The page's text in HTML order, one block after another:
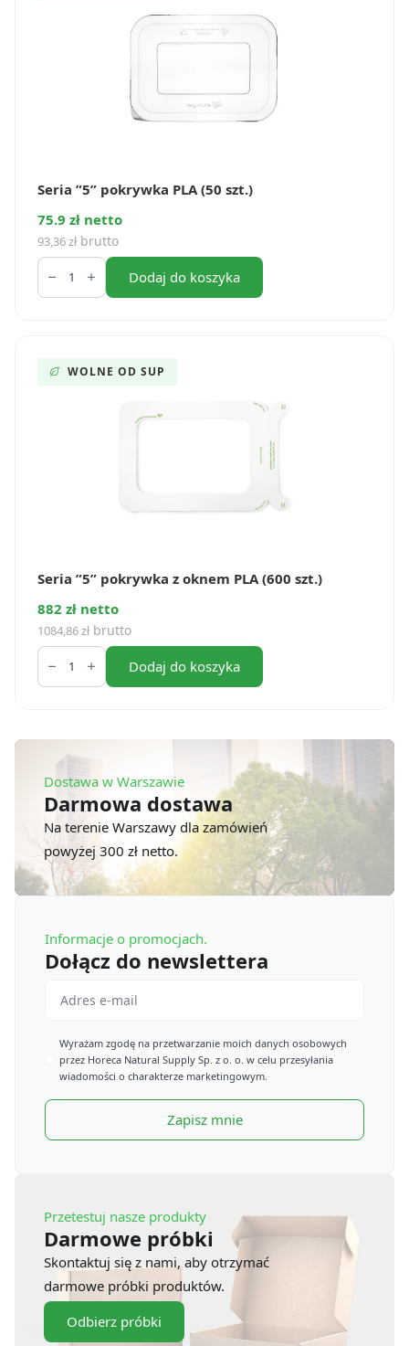
Dostawa w Warszawie
Darmowa dostawa
Na terenie Warszawy dla zamówień
powyżej 300 zł netto.
Informacje o promocjach.
Dołącz do newslettera
Imię
Wyrażam zgodę na przetwarzanie moich danych osobowych
przez Horeca Natural Supply Sp. z o. o. w celu przesyłania
wiadomości o charakterze marketingowym.
Zapisz mnie
Przetestuj nasze produkty
Darmowe próbki
Skontaktuj się z nami, aby otrzymać
darmowe próbki produktów.
Odbierz próbki
Seria ”5” pokrywka PLA (50 szt.)
75.9 zł netto
93,36zł brutto
ilość
Seria
”5”
Dodaj do koszyka
WOLNE OD SUP
Seria ”5” pokrywka z oknem PLA (600 szt.)
882 zł netto
1084,86zł brutto
ilość
Seria
”5”
PLA
(600
Dodaj do koszyka